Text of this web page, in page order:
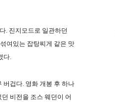
. 진지모드로 일관하던
여있는 잡탕찌게 같은 맛
다.
버겁다. 영화 개봉 후 하나
비전을 조스 웨던이 어